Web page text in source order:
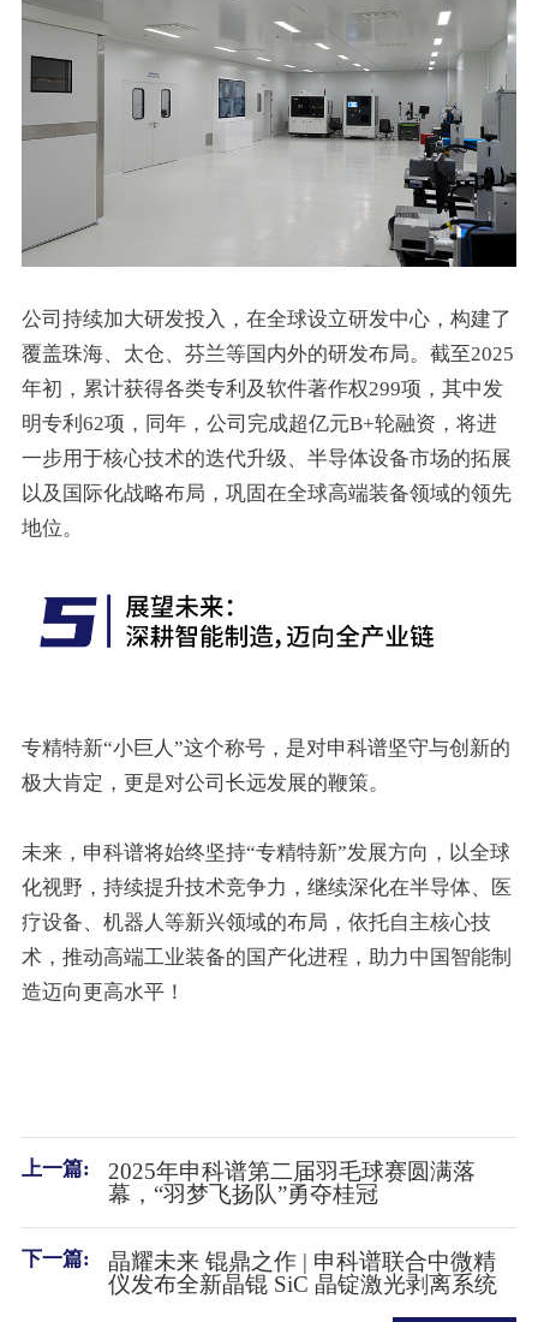
公司持续加大研发投入，在全球设立研发中心，构建了
覆盖珠海、太仓、芬兰等国内外的研发布局。截至2025
年初，累计获得各类专利及软件著作权299项，其中发
明专利62项，同年，公司完成超亿元B+轮融资，将进
一步用于核心技术的迭代升级、半导体设备市场的拓展
以及国际化战略布局，巩固在全球高端装备领域的领先
地位。
专精特新“小巨人”这个称号，是对申科谱坚守与创新的
极大肯定，更是对公司长远发展的鞭策。
未来，申科谱将始终坚持“专精特新”发展方向，以全球
化视野，持续提升技术竞争力，继续深化在半导体、医
疗设备、机器人等新兴领域的布局，依托自主核心技
术，推动高端工业装备的国产化进程，助力中国智能制
造迈向更高水平！
上一篇:
2025年申科谱第二届羽毛球赛圆满落
幕，“羽梦飞扬队”勇夺桂冠
下一篇:
晶耀未来 锟鼎之作 | 申科谱联合中微精
仪发布全新晶锟 SiC 晶锭激光剥离系统